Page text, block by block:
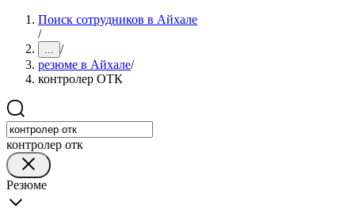
Поиск сотрудников в Айхале
/
... /
резюме в Айхале/
контролер ОТК
контролер отк
Резюме